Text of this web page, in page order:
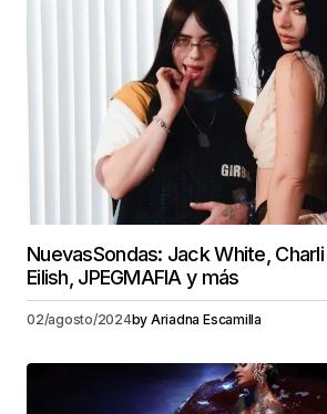
NuevasSondas: Jack White,
Eilish, JPEGMAFIA y más
02/agosto/2024by Ariadna Escamilla